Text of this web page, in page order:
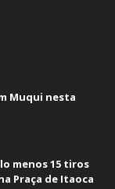
Muqui nesta
menos 15 tiros
Praça de Itaoca